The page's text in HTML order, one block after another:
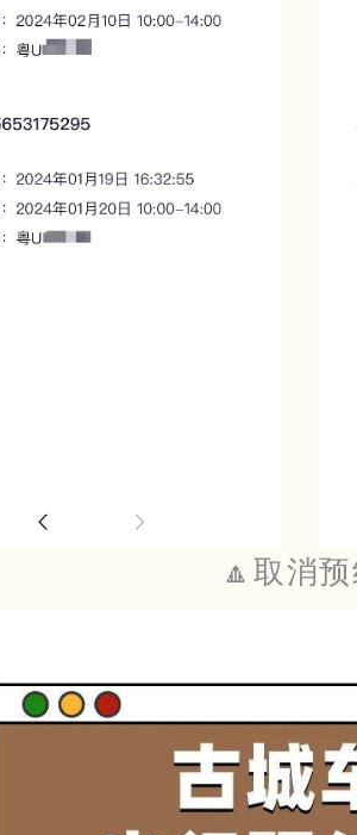
🔼取消